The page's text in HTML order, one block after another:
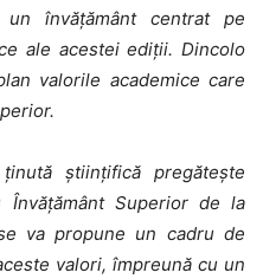
învățământ centrat pe
ale acestei ediții. Dincolo
valorile academice care
științifică pregătește
Învățământ Superior de la
va propune un cadru de
valori, împreună cu un